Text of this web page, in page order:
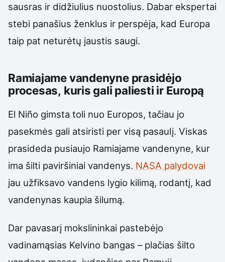
sausras ir didžiulius nuostolius. Dabar ekspertai
stebi panašius ženklus ir perspėja, kad Europa
taip pat neturėtų jaustis saugi.
Ramiajame vandenyne prasidėjo
procesas, kuris gali paliesti ir Europą
El Niño gimsta toli nuo Europos, tačiau jo
pasekmės gali atsiristi per visą pasaulį. Viskas
prasideda pusiaujo Ramiajame vandenyne, kur
ima šilti paviršiniai vandenys. NASA palydovai
jau užfiksavo vandens lygio kilimą, rodantį, kad
vandenynas kaupia šilumą.
Dar pavasarį mokslininkai pastebėjo
vadinamąsias Kelvino bangas – plačias šilto